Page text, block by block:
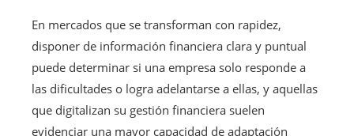
En mercados que se transforman con rapidez,
disponer de información financiera clara y puntual
puede determinar si una empresa solo responde a
las dificultades o logra adelantarse a ellas, y aquellas
que digitalizan su gestión financiera suelen
evidenciar una mayor capacidad de adaptación